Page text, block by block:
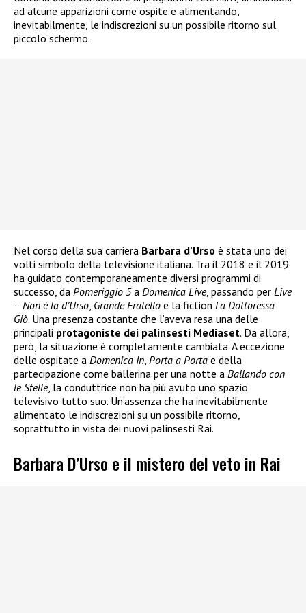
ad alcune apparizioni come ospite e alimentando,
inevitabilmente, le indiscrezioni su un possibile ritorno sul
piccolo schermo.
Nel corso della sua carriera Barbara d’Urso è stata uno dei
volti simbolo della televisione italiana. Tra il 2018 e il 2019
ha guidato contemporaneamente diversi programmi di
successo, da Pomeriggio 5a Domenica Live, passando per Live
– Non è la d’Urso, Grande Fratello e la fiction La Dottoressa
Giò. Una presenza costante che l’aveva resa una delle
principali protagoniste dei palinsesti Mediaset. Da allora,
però, la situazione è completamente cambiata. A eccezione
delle ospitate a Domenica In, Porta a Porta e della
partecipazione come ballerina per una notte a Ballando con
le Stelle, la conduttrice non ha più avuto uno spazio
televisivo tutto suo. Un’assenza che ha inevitabilmente
alimentato le indiscrezioni su un possibile ritorno,
soprattutto in vista dei nuovi palinsesti Rai.
Barbara D’Urso e il mistero del veto in Rai